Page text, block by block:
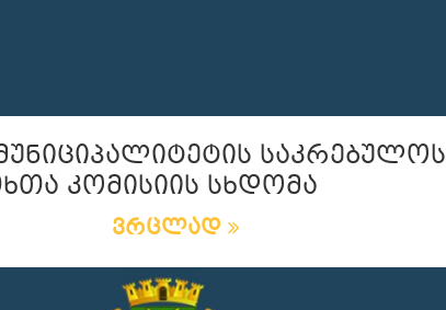
საკრებულოს
კომისიის სხდომა
ვრცლად